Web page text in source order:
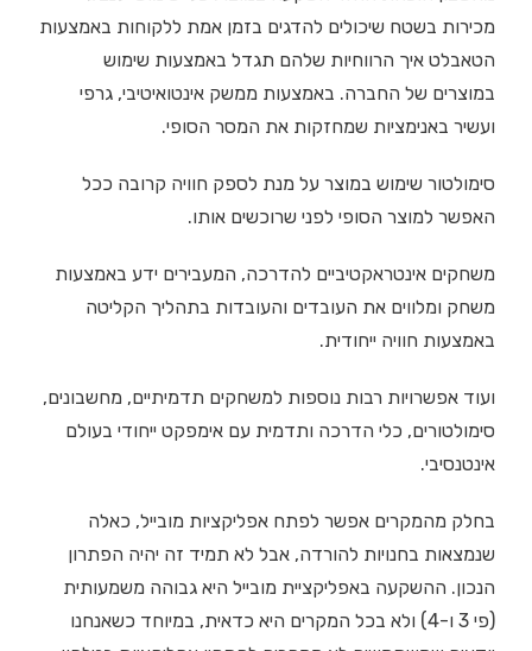
מכירות בשטח שיכולים להדגים בזמן אמת ללקוחות באמצעות
הטאבלט איך הרווחיות שלהם תגדל באמצעות שימוש
במוצרים של החברה. באמצעות ממשק אינטואיטיבי, גרפי
ועשיר באנימציות שמחזקות את המסר הסופי.
סימולטור שימוש במוצר על מנת לספק חוויה קרובה ככל
האפשר למוצר הסופי לפני שרוכשים אותו.
משחקים אינטראקטיביים להדרכה, המעבירים ידע באמצעות
משחק ומלווים את העובדים והעובדות בתהליך הקליטה
באמצעות חוויה ייחודית.
ועוד אפשרויות רבות נוספות למשחקים תדמיתיים, מחשבונים,
סימולטורים, כלי הדרכה ותדמית עם אימפקט ייחודי בעולם
אינטנסיבי.
בחלק מהמקרים אפשר לפתח אפליקציות מובייל, כאלה
שנמצאות בחנויות להורדה, אבל לא תמיד זה יהיה הפתרון
הנכון. ההשקעה באפליקציית מובייל היא גבוהה משמעותית
(פי 3 ו-4) ולא בכל המקרים היא כדאית, במיוחד כשאנחנו